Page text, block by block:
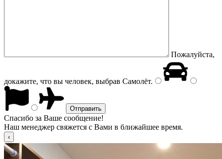
Пожалуйста,
докажите, что вы человек, выбрав Самолёт.
Спасибо за Ваше сообщение!
Наш менеджер свяжется с Вами в ближайшее время.